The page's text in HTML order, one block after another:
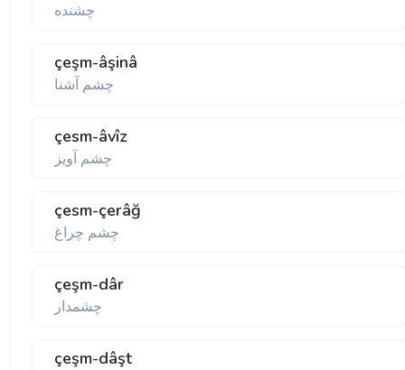
چشنده
çeşm-âşinâ
چشم آشنا
çesm-âvîz
چشم آويز
çesm-çerâğ
چشم چراغ
çeşm-dâr
چشمدار
çeşm-dâşt